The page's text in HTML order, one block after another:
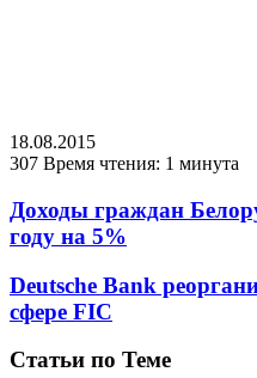
18.08.2015
307 Время чтения: 1 минута
Доходы граждан
году на 5%
Deutsche Bank
сфере FIC
Статьи по Теме